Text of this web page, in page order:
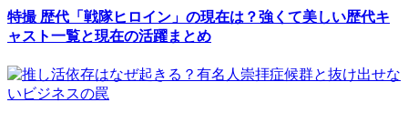
特撮 歴代「戦隊ヒロイン」の現在は？強くて美しい歴代キ
ャスト一覧と現在の活躍まとめ